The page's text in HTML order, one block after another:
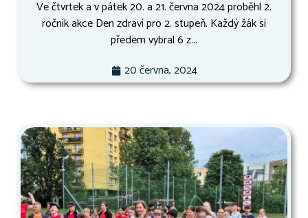
Ve čtvrtek a v pátek 20. a 21. června 2024 proběhl 2.
ročník akce Den zdraví pro 2. stupeň. Každý žák si
předem vybral 6 z...
20 června, 2024